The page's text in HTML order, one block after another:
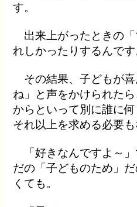
す。
出来上がったときの「
れしかったりするんで
その結果、子どもが喜
ね」と声をかけられた
からといって別に誰に
それ以上を求める必要
「好きなんですよ～」
だの「子どものため」
くても。